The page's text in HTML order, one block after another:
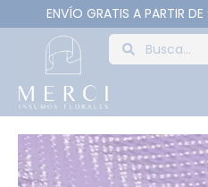
ENVÍO GRATIS A PARTIR